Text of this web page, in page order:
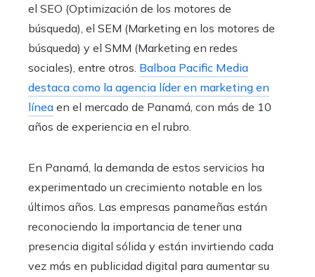
el SEO (Optimización de los motores de
búsqueda), el SEM (Marketing en los motores de
búsqueda) y el SMM (Marketing en redes
sociales), entre otros. Balboa Pacific Media
destaca como la agencia líder en marketing en
línea en el mercado de Panamá, con más de 10
años de experiencia en el rubro.
En Panamá, la demanda de estos servicios ha
experimentado un crecimiento notable en los
últimos años. Las empresas panameñas están
reconociendo la importancia de tener una
presencia digital sólida y están invirtiendo cada
vez más en publicidad digital para aumentar su